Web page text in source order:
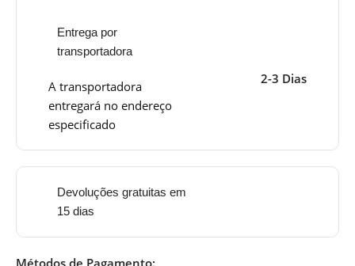
Entrega por
transportadora
A transportadora
entregará no endereço
especificado
2-3 Dias
Devoluções gratuitas em
15 dias
Métodos de Pagamento: